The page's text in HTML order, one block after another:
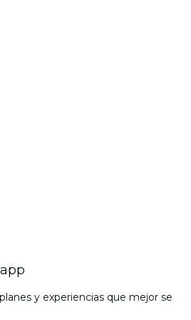
y experiencias que mejor se